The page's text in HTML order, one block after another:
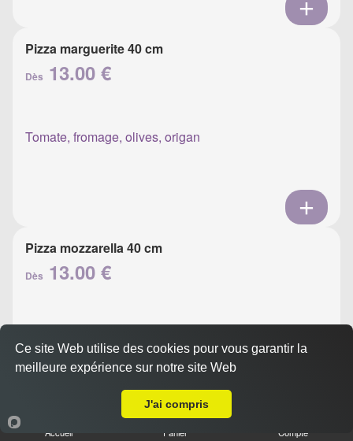
Pizza marguerite 40 cm
Dès 13.00 €
Tomate, fromage, olives, origan
Pizza mozzarella 40 cm
Dès 13.00 €
Accueil Panier Compte
Ce site Web utilise des cookies pour vous garantir la
meilleure expérience sur notre site Web
J'ai compris